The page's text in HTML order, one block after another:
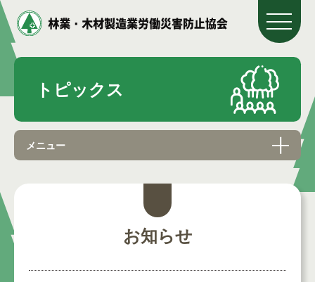
トピックス
メニュー
お知らせ